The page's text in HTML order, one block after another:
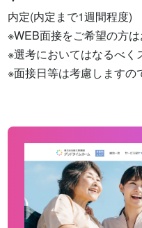
内定(内定まで1週間程度)
※WEB面接をご希望の方は
※選考においてはなるべく
※面接日等は考慮しますの